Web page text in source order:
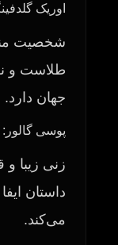
اوریک
شخصیت
طلاست و
جهان دارد.
پوسی گالور:
زنی زیبا
داستان
می‌کند.